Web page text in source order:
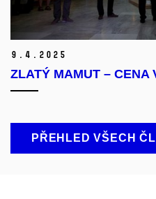
9. 4. 2025
ZLATÝ MAMUT – CENA
PŘEHLED VŠECH